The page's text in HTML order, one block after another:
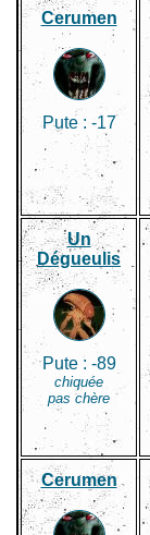
Cerumen
Pute : -17
Un
Dégueulis
Pute : -89
chiquée
pas chère
Cerumen